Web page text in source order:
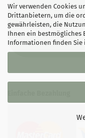
Wir verwenden Cookies
Drittanbietern, um die
gewährleisten, die
Ihnen ein bestmögliches
Informationen finden Sie
Wir haben eine
Modellen und
Güterwagen oder